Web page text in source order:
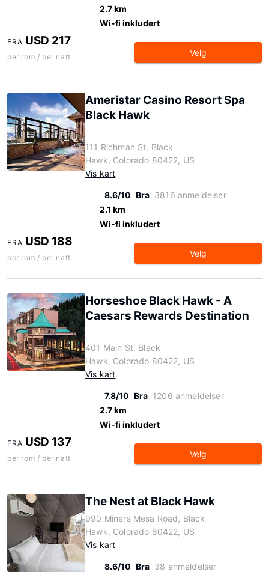
2.7 km
Wi-fi inkludert
FRA USD 217
per rom / per natt Velg
Ameristar Casino Resort Spa
Black Hawk
111 Richman St, Black
Hawk, Colorado 80422, US
Vis kart
8.6/10 Bra 3816 anmeldelser
2.1 km
Wi-fi inkludert
FRA USD 188
per rom / per natt Velg
Horseshoe Black Hawk - A
Caesars Rewards Destination
401 Main St, Black
Hawk, Colorado 80422, US
Vis kart
7.8/10 Bra 1206 anmeldelser
2.7 km
Wi-fi inkludert
FRA USD 137
per rom / per natt Velg
The Nest at Black Hawk
990 Miners Mesa Road, Black
Hawk, Colorado 80422, US
Vis kart
8.6/10 Bra 38 anmeldelser